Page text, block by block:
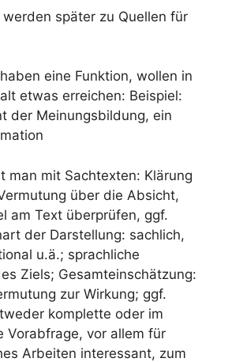
später zu Quellen für
eine Funktion, wollen in
etwas erreichen: Beispiel:
der Meinungsbildung, ein
man mit Sachtexten: Klärung
über die Absicht,
am Text überprüfen, ggf.
der Darstellung: sachlich,
u.ä.; sprachliche
Ziels; Gesamteinschätzung:
zur Wirkung; ggf.
komplette oder im
Vorabfrage, vor allem für
Arbeiten interessant, zum